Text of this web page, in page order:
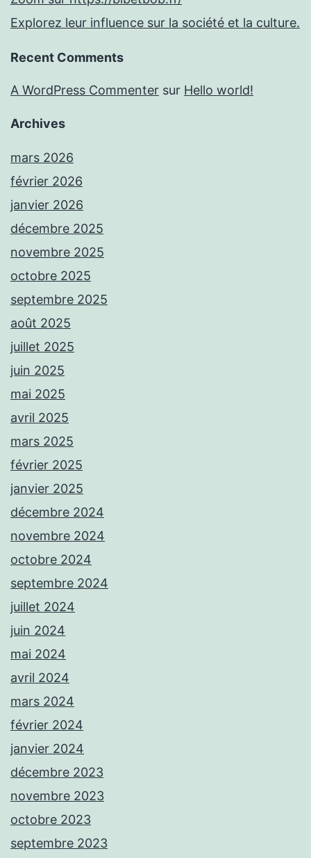
Explorez leur influence sur la société et la culture.
Recent Comments
A WordPress Commenter sur Hello world!
Archives
mars 2026
février 2026
janvier 2026
décembre 2025
novembre 2025
octobre 2025
septembre 2025
août 2025
juillet 2025
juin 2025
mai 2025
avril 2025
mars 2025
février 2025
janvier 2025
décembre 2024
novembre 2024
octobre 2024
septembre 2024
juillet 2024
juin 2024
mai 2024
avril 2024
mars 2024
février 2024
janvier 2024
décembre 2023
novembre 2023
octobre 2023
septembre 2023